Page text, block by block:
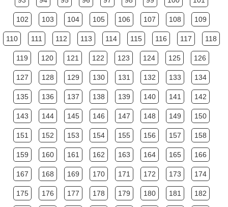
102 103 104 105 106 107 108 109
110 111 112 113 114 115 116 117 118
119 120 121 122 123 124 125 126
127 128 129 130 131 132 133 134
135 136 137 138 139 140 141 142
143 144 145 146 147 148 149 150
151 152 153 154 155 156 157 158
159 160 161 162 163 164 165 166
167 168 169 170 171 172 173 174
175 176 177 178 179 180 181 182